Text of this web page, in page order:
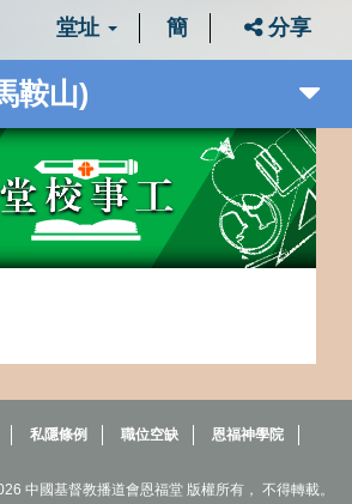
堂址 簡 分享
鞍山)
私隱條例 職位空缺
恩福神學院
中國基督教播道會恩福堂 版權所有， 不得轉載。